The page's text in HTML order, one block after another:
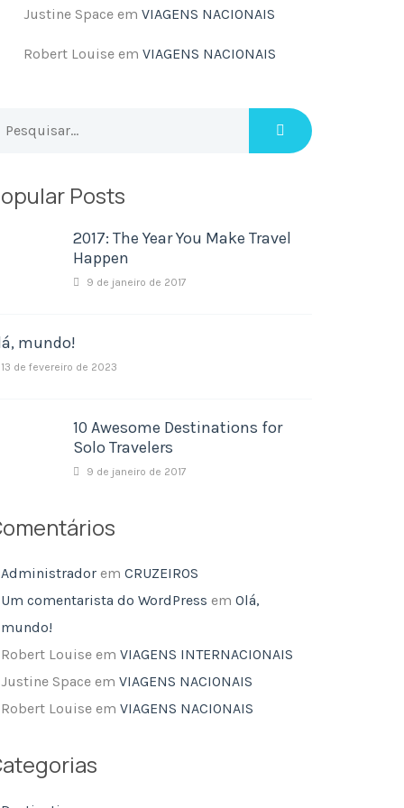
Justine Space em VIAGENS NACIONAIS
Robert Louise em VIAGENS NACIONAIS
Posts
2017: The Year You Make Travel
Happen
9 de janeiro de 2017
mundo!
de fevereiro de 2023
10 Awesome Destinations for
Solo Travelers
9 de janeiro de 2017
Administrador em CRUZEIROS
Um comentarista do WordPress em Olá,
mundo!
Robert Louise em VIAGENS INTERNACIONAIS
Justine Space em VIAGENS NACIONAIS
Robert Louise em VIAGENS NACIONAIS